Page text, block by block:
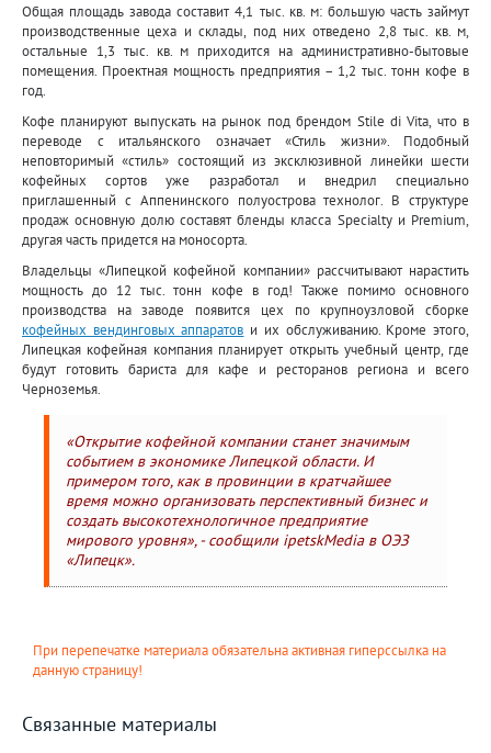
Общая площадь завода составит 4,1 тыс. кв. м: большую часть займут
производственные цеха и склады, под них отведено 2,8 тыс. кв. м,
остальные 1,3 тыс. кв. м приходится на административно-бытовые
помещения. Проектная мощность предприятия – 1,2 тыс. тонн кофе в
год.
Кофе планируют выпускать на рынок под брендом Stile di Vita, что в
переводе с итальянского означает «Стиль жизни». Подобный
неповторимый «стиль» состоящий из эксклюзивной линейки шести
кофейных сортов уже разработал и внедрил специально
приглашенный с Аппенинского полуострова технолог. В структуре
продаж основную долю составят бленды класса Specialty и Premium,
другая часть придется на моносорта.
Владельцы «Липецкой кофейной компании» рассчитывают нарастить
мощность до 12 тыс. тонн кофе в год! Также помимо основного
производства на заводе появится цех по крупноузловой сборке
кофейных вендинговых аппаратов и их обслуживанию. Кроме этого,
Липецкая кофейная компания планирует открыть учебный центр, где
будут готовить бариста для кафе и ресторанов региона и всего
Черноземья.
«Открытие кофейной компании станет значимым
событием в экономике Липецкой области. И
примером того, как в провинции в кратчайшее
время можно организовать перспективный бизнес и
создать высокотехнологичное предприятие
мирового уровня», - сообщили ipetskMedia в ОЭЗ
«Липецк».
При перепечатке материала обязательна активная гиперссылка на
данную страницу!
Связанные материалы